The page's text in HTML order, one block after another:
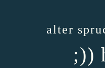
alter
;))